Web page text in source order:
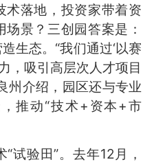
落地，投资家带着资
景？三创园答案是：
生态。“我们通过‘以赛
，吸引高层次人才项目
州介绍，园区还与专业
推动“技术+资本+市
验田”。去年12月，